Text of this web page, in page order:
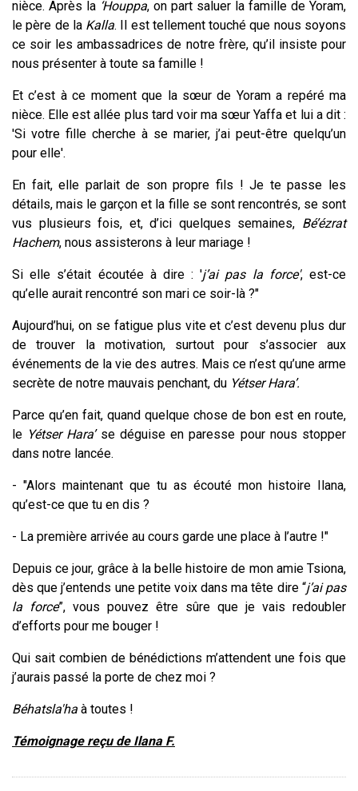
nièce. Après la ‘Houppa, on part saluer la famille de Yoram,
le père de la Kalla. Il est tellement touché que nous soyons
ce soir les ambassadrices de notre frère, qu’il insiste pour
nous présenter à toute sa famille !
Et c’est à ce moment que la sœur de Yoram a repéré ma
nièce. Elle est allée plus tard voir ma sœur Yaffa et lui a dit :
'Si votre fille cherche à se marier, j’ai peut-être quelqu’un
pour elle'.
En fait, elle parlait de son propre fils ! Je te passe les
détails, mais le garçon et la fille se sont rencontrés, se sont
vus plusieurs fois, et, d’ici quelques semaines, Bé’ézrat
Hachem, nous assisterons à leur mariage !
Si elle s’était écoutée à dire : 'j’ai pas la force', est-ce
qu’elle aurait rencontré son mari ce soir-là ?"
Aujourd’hui, on se fatigue plus vite et c’est devenu plus dur
de trouver la motivation, surtout pour s’associer aux
événements de la vie des autres. Mais ce n’est qu’une arme
secrète de notre mauvais penchant, du Yétser Hara’.
Parce qu’en fait, quand quelque chose de bon est en route,
le Yétser Hara’ se déguise en paresse pour nous stopper
dans notre lancée.
- "Alors maintenant que tu as écouté mon histoire Ilana,
qu’est-ce que tu en dis ?
- La première arrivée au cours garde une place à l’autre !"
Depuis ce jour, grâce à la belle histoire de mon amie Tsiona,
dès que j’entends une petite voix dans ma tête dire “j’ai pas
la force”, vous pouvez être sûre que je vais redoubler
d’efforts pour me bouger !
Qui sait combien de bénédictions m’attendent une fois que
j’aurais passé la porte de chez moi ?
Béhatsla'ha à toutes !
Témoignage reçu de Ilana F.